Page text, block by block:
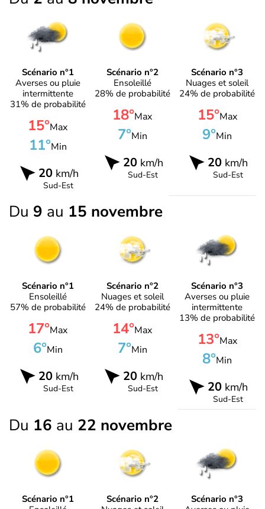
Scénario n°1
Averses ou pluie
intermittente
31% de probabilité
15°Max
11°Min
20km/h
Sud-Est
Scénario n°2
Ensoleillé
28% de probabilité
18°Max
7°Min
20km/h
Sud-Est
Scénario n°3
Nuages et soleil
24% de probabilité
15°Max
9°Min
20 km/h
Sud-Est
Du 9 au 15 novembre
Scénario n°1
Ensoleillé
57% de probabilité
17°Max
6°Min
20km/h
Sud-Est
Scénario n°2
Nuages et soleil
24% de probabilité
14°Max
7°Min
20km/h
Sud-Est
Scénario n°3
Averses ou pluie
intermittente
13% de probabilité
13°Max
8°Min
20 km/h
Sud-Est
Du 16 au 22 novembre
Scénario n°1
Scénario n°2
Scénario n°3